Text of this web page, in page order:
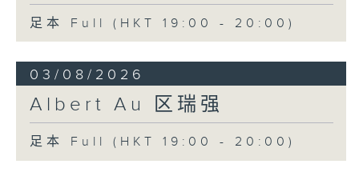
足本 Full (HKT 19:00 - 20:00)
03/08/2026
Albert Au 区瑞强
足本 Full (HKT 19:00 - 20:00)